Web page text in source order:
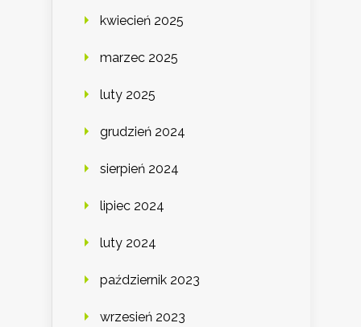
kwiecień 2025
marzec 2025
luty 2025
grudzień 2024
sierpień 2024
lipiec 2024
luty 2024
październik 2023
wrzesień 2023